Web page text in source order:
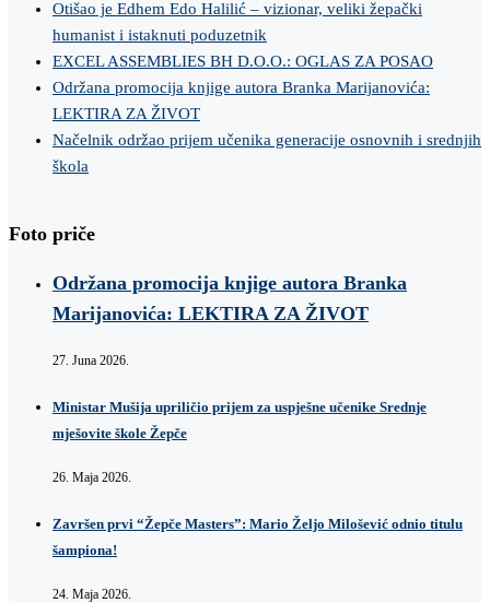
Otišao je Edhem Edo Halilić – vizionar, veliki žepački
humanist i istaknuti poduzetnik
EXCEL ASSEMBLIES BH D.O.O.: OGLAS ZA POSAO
Održana promocija knjige autora Branka Marijanovića:
LEKTIRA ZA ŽIVOT
Načelnik održao prijem učenika generacije osnovnih i srednjih
škola
Foto priče
Održana promocija knjige autora Branka
Marijanovića: LEKTIRA ZA ŽIVOT
27. Juna 2026.
Ministar Mušija upriličio prijem za uspješne učenike Srednje
mješovite škole Žepče
26. Maja 2026.
Završen prvi “Žepče Masters”: Mario Željo Milošević odnio titulu
šampiona!
24. Maja 2026.